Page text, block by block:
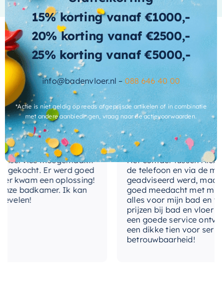
kwaliteitsproducten en duurzaamheid. Het
productnummer
1240177
gemakkelijke identificatie en bestelling. Kies
voor kwaliteit, kies voor deze stijlvolle
wastafelonderkast van Ink.
materiaal-
front
Hout gelakt
materiaal-
kast
Hout gelakt
uitvoering-
handgrepen
Greeploos
Wat andere over ons zeggen
meegemaakt!
Er werd goed
kwam een oplossing!
badkamer. Ik kan
Cherryl
Het contact tussen Alex
de telefoon en via de
geadviseerd werd, maar
goed meedacht met mij.
alles voor mijn bad en
prijzen bij bad en vloer
een goede service
een dikke tien voor
betrouwbaarheid!
15% korting vanaf €1000,-
20% korting vanaf €2500,-
25% korting vanaf €5000,-
info@badenvloer.nl – 088 646 40 00
*Actie is niet geldig op reeds afgeprijsde artikelen of in combinatie
met andere aanbiedingen, vraag naar de actievoorwaarden.